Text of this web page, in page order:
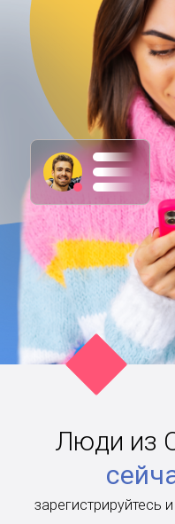
Люди из
зарегистрируйтесь